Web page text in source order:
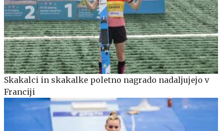
Skakalci in skakalke poletno nagrado nadaljujejo v
Franciji